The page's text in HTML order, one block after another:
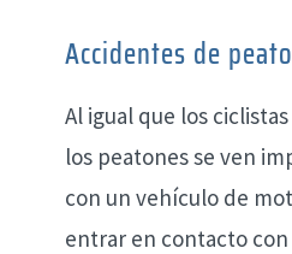
Accidentes de
Al igual que los
los peatones se ven
con un vehículo de
entrar en contacto